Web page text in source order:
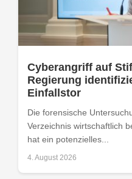
Cyberangriff auf
Regierung
Einfallstor
Die forensische
Verzeichnis wirtschaftlich
hat ein potenzielles...
4. August 2026